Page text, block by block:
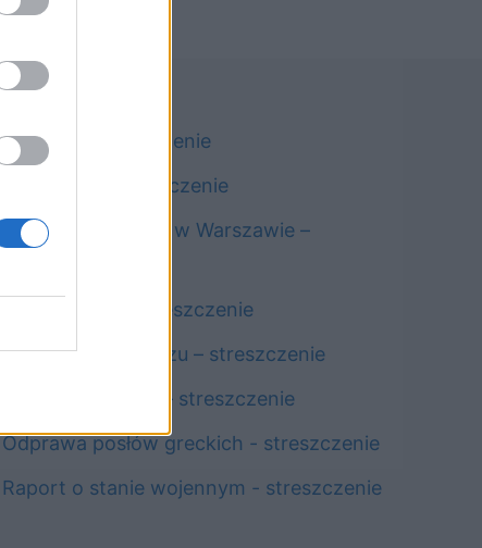
Chmury - streszczenie
Antygona - streszczenie
Profesor Andrews w Warszawie –
Lilla Weneda – streszczenie
U nas w Auschwitzu – streszczenie
Noc listopadowa – streszczenie
Odprawa posłów greckich - streszczenie
Raport o stanie wojennym - streszczenie